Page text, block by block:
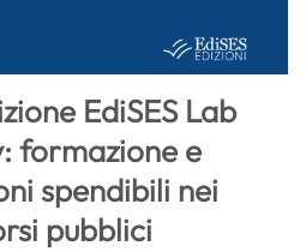
EdiSES Lab
formazione e
spendibili nei
pubblici